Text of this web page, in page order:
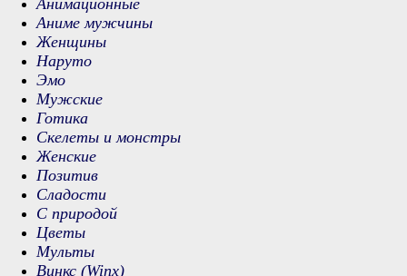
Анимационные
Аниме мужчины
Женщины
Наруто
Эмо
Мужские
Готика
Скелеты и монстры
Женские
Позитив
Сладости
С природой
Цветы
Мульты
Винкс (Winx)